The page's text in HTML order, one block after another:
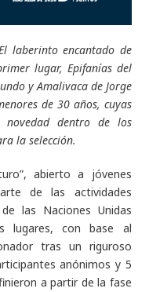
laberinto encantado de
lugar, Epifanías del
y Amalivaca de Jorge
de 30 años, cuyas
dentro de los
la selección.
abierto a jóvenes
de las actividades
las Naciones Unidas
lugares, con base al
tras un riguroso
anónimos y 5
a partir de la fase